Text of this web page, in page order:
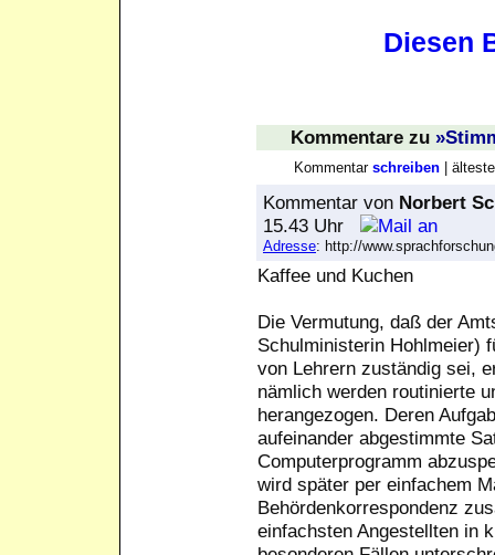
Diesen
Kommentarezu
Kommentar schreiben |
Kommentar von Norbert
15.43 Uhr
Adresse: http://
Kaffee und Kuchen
Die Vermutung, daß der
Schulministerin Hohlmeier)
von Lehrern zuständig sei,
nämlich werden routinierte
herangezogen. Deren
aufeinander abgestimmte
Computerprogramm
wird später per einfachem
Behördenkorrespondenz
einfachsten Angestellten in